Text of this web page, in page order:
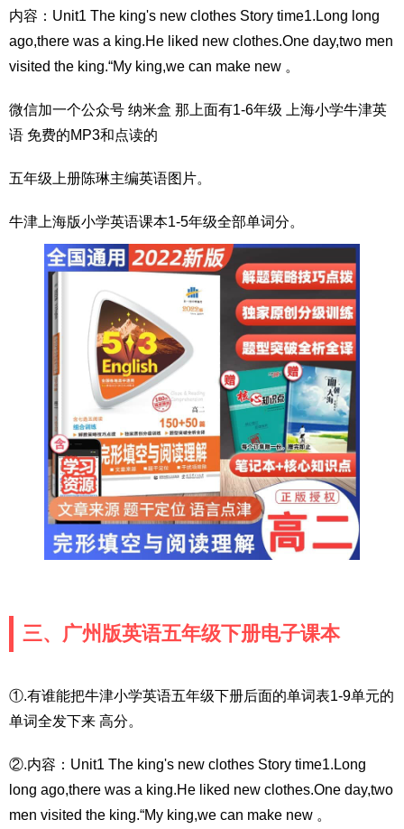
内容：Unit1 The king's new clothes Story time1.Long long
ago,there was a king.He liked new clothes.One day,two men
visited the king.“My king,we can make new 。
微信加一个公众号 纳米盒 那上面有1-6年级 上海小学牛津英
语 免费的MP3和点读的
五年级上册陈琳主编英语图片。
牛津上海版小学英语课本1-5年级全部单词分。
三、广州版英语五年级下册电子课本
①.有谁能把牛津小学英语五年级下册后面的单词表1-9单元的
单词全发下来 高分。
②.内容：Unit1 The king's new clothes Story time1.Long
long ago,there was a king.He liked new clothes.One day,two
men visited the king.“My king,we can make new 。